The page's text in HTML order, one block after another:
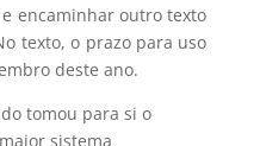
encaminhar outro texto
texto, o prazo para uso
deste ano.
tomou para si o
sistema